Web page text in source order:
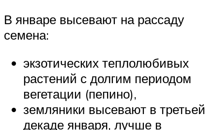
В январе высевают на рассаду
семена:
экзотических теплолюбивых
растений с долгим периодом
вегетации (пепино),
земляники высевают в третьей
декаде января, лучше в